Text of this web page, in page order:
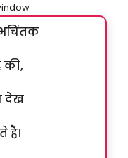
की,
देख
है।